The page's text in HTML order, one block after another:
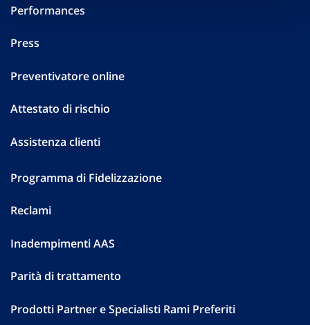
Performances
Press
Preventivatore online
Attestato di rischio
Assistenza clienti
Programma di Fidelizzazione
Reclami
Inadempimenti AAS
Parità di trattamento
Prodotti Partner e Specialisti Rami Preferiti